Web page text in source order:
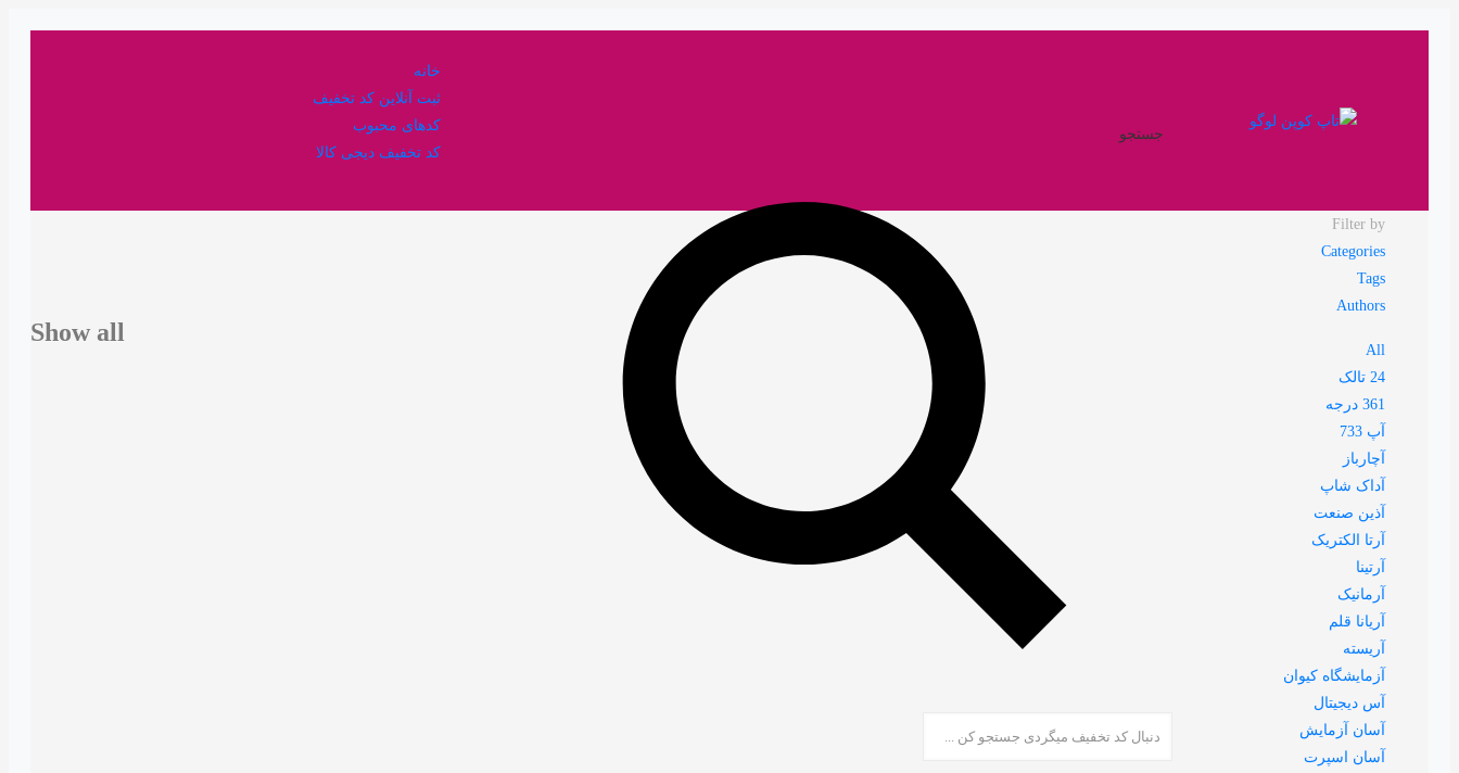
جستجو
خانه
ثبت آنلاین کد تخفیف
کدهای محبوب
کد تخفیف دیجی کالا
Filter by
Categories
Tags
Authors
Show all
All
24 تالک
361 درجه
آپ 733
آچارباز
آداک شاپ
آذین صنعت
آرتا الکتریک
آرتینا
آرمانیک
آریانا قلم
آریسته
آزمایشگاه کیوان
آس دیجیتال
آسان آزمایش
آسان اسپرت